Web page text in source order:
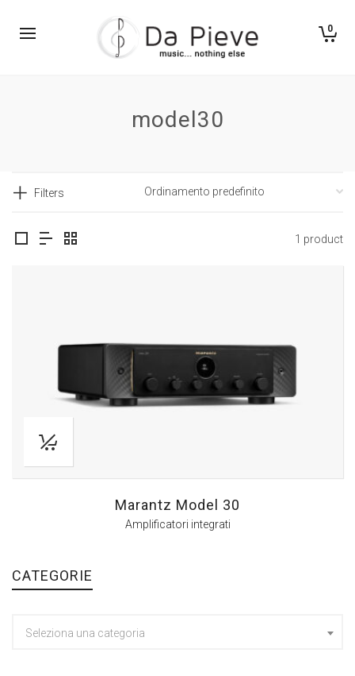
0
model30
Filters
1 product
Marantz Model 30
Amplificatori integrati
CATEGORIE
Seleziona una categoria